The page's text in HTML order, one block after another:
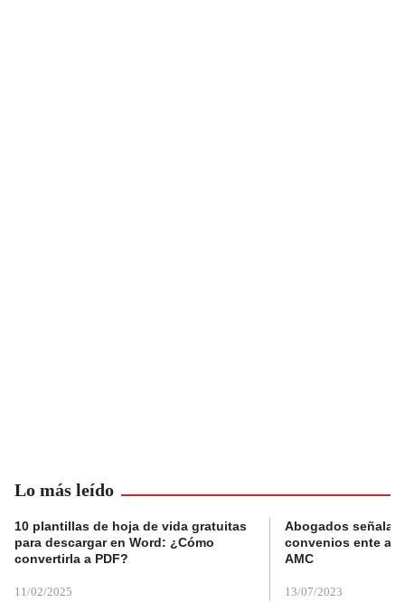
Lo más leído
10 plantillas de hoja de vida gratuitas
para descargar en Word: ¿Cómo
convertirla a PDF?
11/02/2025
Abogados
convenios ente
AMC
13/07/2023